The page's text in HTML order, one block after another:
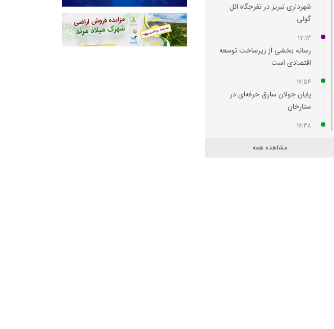
شهرداری تبریز در تفرجگاه ائل‌
گولی
17:13
رسانه بخشی از زیرساخت توسعه
اقتصادی است
16:54
پایان جولان سارق حرفه‌ای در
ستارخان
16:38
مشاهده همه